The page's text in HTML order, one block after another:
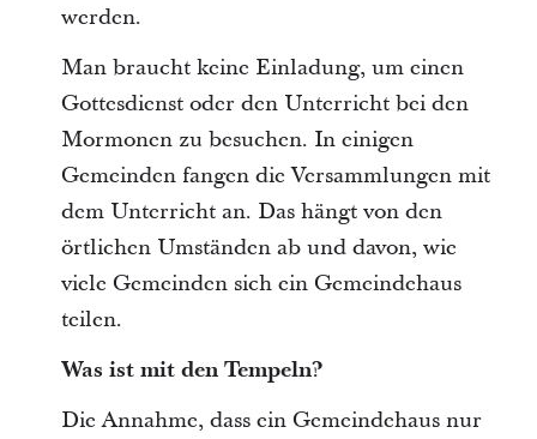
werden.
Man braucht keine Einladung, um einen
Gottesdienst oder den Unterricht bei den
Mormonen zu besuchen. In einigen
Gemeinden fangen die Versammlungen mit
dem Unterricht an. Das hängt von den
örtlichen Umständen ab und davon, wie
viele Gemeinden sich ein Gemeindehaus
teilen.
Was ist mit den Tempeln?
Die Annahme, dass ein Gemeindehaus nur